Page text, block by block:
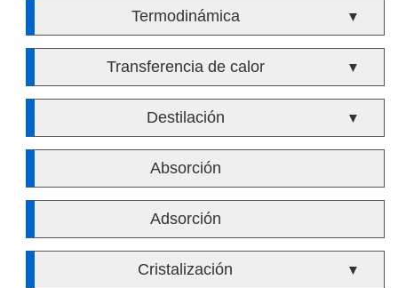
Termodinámica ▼
Transferencia de calor ▼
Destilación ▼
Absorción
Adsorción
Cristalización ▼